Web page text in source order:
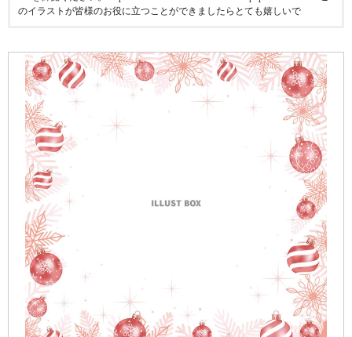
のイラストが皆様のお役に立つことができましたらとても嬉しいで